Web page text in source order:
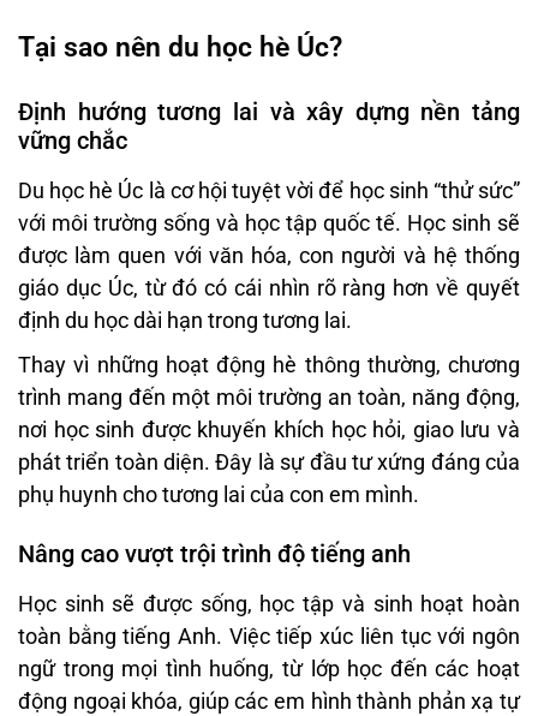
Tại sao nên du học hè Úc?
Định hướng tương lai và xây dựng nền tảng
vững chắc
Du học hè Úc là cơ hội tuyệt vời để học sinh “thử sức”
với môi trường sống và học tập quốc tế. Học sinh sẽ
được làm quen với văn hóa, con người và hệ thống
giáo dục Úc, từ đó có cái nhìn rõ ràng hơn về quyết
định du học dài hạn trong tương lai.
Thay vì những hoạt động hè thông thường, chương
trình mang đến một môi trường an toàn, năng động,
nơi học sinh được khuyến khích học hỏi, giao lưu và
phát triển toàn diện. Đây là sự đầu tư xứng đáng của
phụ huynh cho tương lai của con em mình.
Nâng cao vượt trội trình độ tiếng anh
Học sinh sẽ được sống, học tập và sinh hoạt hoàn
toàn bằng tiếng Anh. Việc tiếp xúc liên tục với ngôn
ngữ trong mọi tình huống, từ lớp học đến các hoạt
động ngoại khóa, giúp các em hình thành phản xạ tự